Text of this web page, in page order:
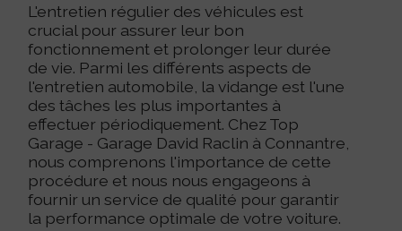
L'entretien régulier des véhicules est
crucial pour assurer leur bon
fonctionnement et prolonger leur durée
de vie. Parmi les différents aspects de
l'entretien automobile, la vidange est l'une
des tâches les plus importantes à
effectuer périodiquement. Chez Top
Garage - Garage David Raclin à Connantre,
nous comprenons l'importance de cette
procédure et nous nous engageons à
fournir un service de qualité pour garantir
la performance optimale de votre voiture.